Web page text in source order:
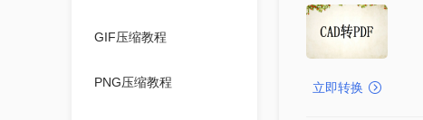
GIF压缩教程
PNG压缩教程 立即转换